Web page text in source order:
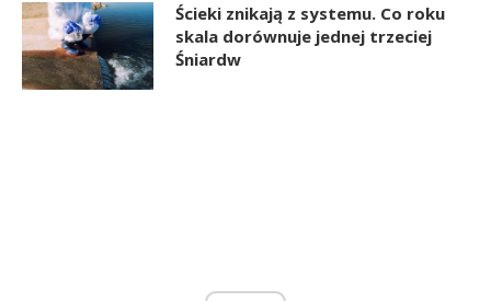
Ścieki znikają z systemu. Co roku
skala dorównuje jednej trzeciej
Śniardw